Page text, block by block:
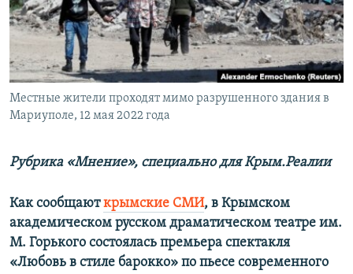
ПОБЕДИТЕЛЕЙ НЕ СУДЯТ?
КРЫМ.НЕПОКОРЕННЫЙ
ELIFBE
УКРАИНСКАЯ ПРОБЛЕМА КРЫМА
ПРИСОЕДИНЯЙТЕСЬ!
Все сайты RFE/RL
Местные жители проходят мимо разрушенного здания в
Мариуполе, 12 мая 2022 года
Рубрика «Мнение», специально для Крым.Реалии
Как сообщаюткрымские СМИ, в Крымском
академическом русском драматическом театре им.
М. Горького состоялась премьера спектакля
«Любовь в стиле барокко» по пьесе современного